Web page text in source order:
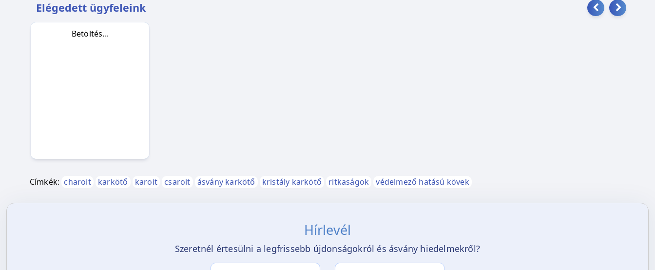
Elégedett ügyfeleink
Betöltés...
Címkék: charoit karkötő karoit csaroit ásvány karkötő kristály karkötő ritkaságok védelmező hatású kövek
Hírlevél
Szeretnél értesülni a legfrissebb újdonságokról és ásvány hiedelmekről?